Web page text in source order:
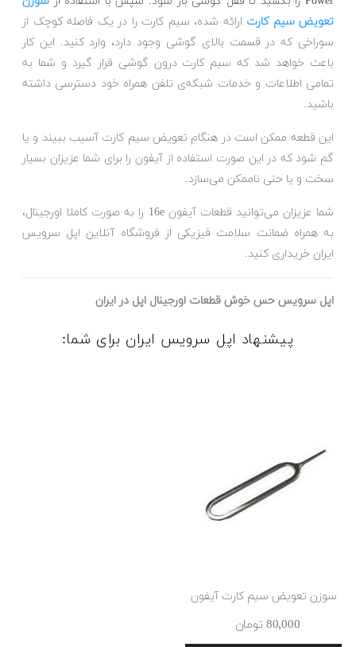
تعویض سیم کارت ارائه شده، سیم کارت را در یک فاصله کوچک از
سوراخی که در قسمت بالای گوشی وجود دارد، وارد کنید. این کار
باعث خواهد شد که سیم کارت درون گوشی قرار گیرد و شما به
تمامی اطلاعات و خدمات شبکه‌ی تلفن همراه خود دسترسی داشته
باشید.
این قطعه ممکن است در هنگام تعویض سیم کارت آسیب ببیند و یا
گم شود که در این صورت استفاده از آیفون را برای شما عزیزان بسیار
سخت و یا حتی ناممکن می‌سازد.
شما عزیزان می‌توانید قطعات آیفون 16e را به صورت کاملا اورجینال،
به همراه ضمانت سلامت فیزیکی از فروشگاه آنلاین اپل سرویس
ایران خریداری کنید.
اپل سرویس حس خوش قطعات اورجینال اپل در ایران
پیشنهاد اپل سرویس ایران برای شما:
سوزن تعویض سیم کارت آیفون
80٬000 ‎تومان